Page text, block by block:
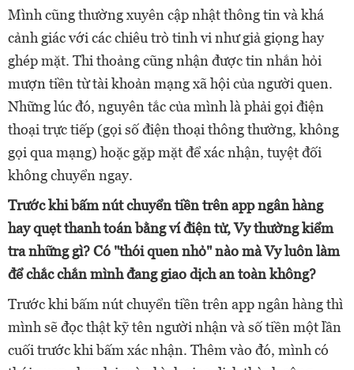
Mình cũng thường xuyên cập nhật thông tin và khá
cảnh giác với các chiêu trò tinh vi như giả giọng hay
ghép mặt. Thi thoảng cũng nhận được tin nhắn hỏi
mượn tiền từ tài khoản mạng xã hội của người quen.
Những lúc đó, nguyên tắc của mình là phải gọi điện
thoại trực tiếp (gọi số điện thoại thông thường, không
gọi qua mạng) hoặc gặp mặt để xác nhận, tuyệt đối
không chuyển ngay.
Trước khi bấm nút chuyển tiền trên app ngân hàng
hay quẹt thanh toán bằng ví điện tử, Vy thường kiểm
tra những gì? Có "thói quen nhỏ" nào mà Vy luôn làm
để chắc chắn mình đang giao dịch an toàn không?
Trước khi bấm nút chuyển tiền trên app ngân hàng thì
mình sẽ đọc thật kỹ tên người nhận và số tiền một lần
cuối trước khi bấm xác nhận. Thêm vào đó, mình có